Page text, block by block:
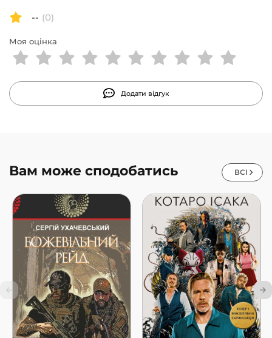
-- (0)
Моя оцінка
Додати відгук
Вам може сподобатись ВСІ